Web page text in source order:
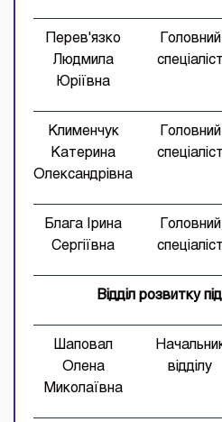
Перев'язко
Людмила
Юріївна
Головний
спеціаліст
Клименчук
Катерина
Олександрівна
Головний
спеціаліст
Блага Ірина
Сергіївна
Головний
спеціаліст
Відділ розвитку
Шаповал
Олена
Миколаївна
відділу